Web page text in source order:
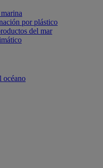
por plástico
del mar
océano